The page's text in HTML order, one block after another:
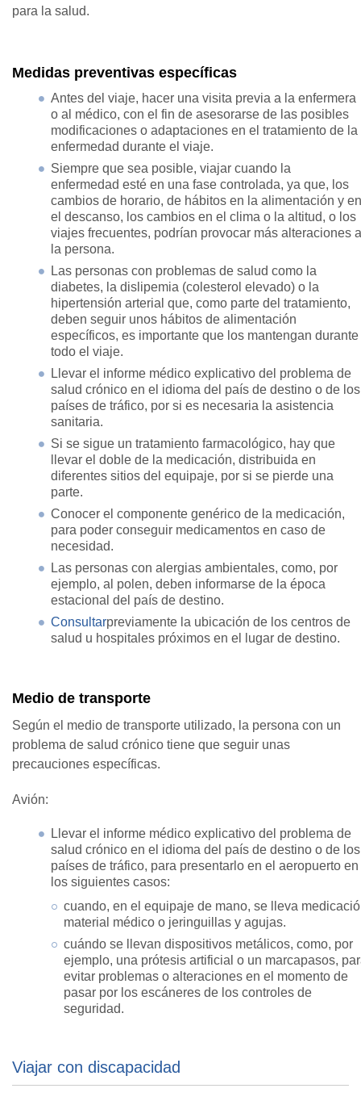
para la salud.
Medidas preventivas específicas
Antes del viaje, hacer una visita previa a la enfermera
o al médico, con el fin de asesorarse de las posibles
modificaciones o adaptaciones en el tratamiento de la
enfermedad durante el viaje.
Siempre que sea posible, viajar cuando la
enfermedad esté en una fase controlada, ya que, los
cambios de horario, de hábitos en la alimentación y en
el descanso, los cambios en el clima o la altitud, o los
viajes frecuentes, podrían provocar más alteraciones a
la persona.
Las personas con problemas de salud como la
diabetes, la dislipemia (colesterol elevado) o la
hipertensión arterial que, como parte del tratamiento,
deben seguir unos hábitos de alimentación
específicos, es importante que los mantengan durante
todo el viaje.
Llevar el informe médico explicativo del problema de
salud crónico en el idioma del país de destino o de los
países de tráfico, por si es necesaria la asistencia
sanitaria.
Si se sigue un tratamiento farmacológico, hay que
llevar el doble de la medicación, distribuida en
diferentes sitios del equipaje, por si se pierde una
parte.
Conocer el componente genérico de la medicación,
para poder conseguir medicamentos en caso de
necesidad.
Las personas con alergias ambientales, como, por
ejemplo, al polen, deben informarse de la época
estacional del país de destino.
Consultarpreviamente la ubicación de los centros de
salud u hospitales próximos en el lugar de destino.
Medio de transporte
Según el medio de transporte utilizado, la persona con un
problema de salud crónico tiene que seguir unas
precauciones específicas.
Avión:
Llevar el informe médico explicativo del problema de
salud crónico en el idioma del país de destino o de los
países de tráfico, para presentarlo en el aeropuerto en
los siguientes casos:
cuando, en el equipaje de mano, se lleva
material médico o jeringuillas y agujas.
cuándo se llevan dispositivos metálicos, como, por
ejemplo, una prótesis artificial o un marcapasos,
evitar problemas o alteraciones en el momento de
pasar por los escáneres de los controles de
seguridad.
Viajar con discapacidad